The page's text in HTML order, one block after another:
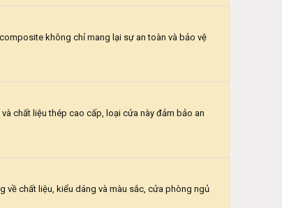
không chỉ mang lại sự an toàn và bảo vệ
chất liệu thép cao cấp, loại cửa này đảm bảo an
về chất liệu, kiểu dáng và màu sắc, cửa phòng ngủ